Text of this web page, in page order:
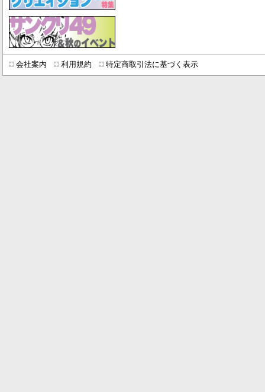
会社案内 利用規約 特定商取引法に基づく表示